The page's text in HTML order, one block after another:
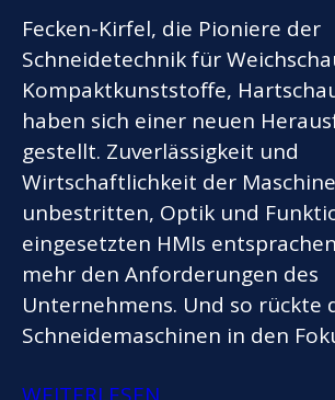
Fecken-Kirfel, die Pioniere der
Schneidetechnik für
Kompaktkunststoffe,
haben sich einer neuen
gestellt. Zuverlässigkeit und
Wirtschaftlichkeit der
unbestritten, Optik und
eingesetzten HMIs
mehr den Anforderungen des
Unternehmens. Und so rückte
Schneidemaschinen in den